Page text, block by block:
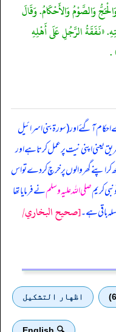
وَالصَّوْمُ وَالأَحْكَامُ. وَقَالَ
«نَفَقَةُ الرَّجُلِ عَلَى أَهْلِهِ
.
آ گئے اور (سورۃ بنی اسرائیل
یعنی اپنی نیت پر عمل کرتا ہے اور
اپنے گھر والوں پر خرچ کر دے تو اس
کریمصلی اللہ علیہ وسلمنے فرمایا تھا
باقی ہے۔[صحيح البخاري/
اظهار التشكيل